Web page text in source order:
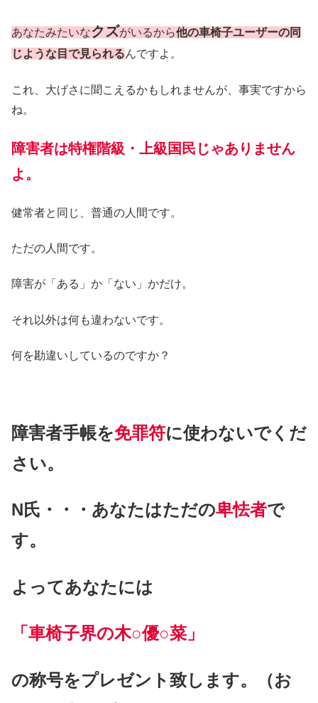
あなたみたいなクズがいるから他の車椅子ユーザーの同
じような目で見られるんですよ。
これ、大げさに聞こえるかもしれませんが、事実ですから
ね。
障害者は特権階級・上級国民じゃありません
よ。
健常者と同じ、普通の人間です。
ただの人間です。
障害が「ある」か「ない」かだけ。
それ以外は何も違わないです。
何を勘違いしているのですか？
障害者手帳を免罪符に使わないでくだ
さい。
N氏・・・あなたはただの卑怯者で
す。
よってあなたには
「車椅子界の木○優○菜」
の称号をプレゼント致します。（お